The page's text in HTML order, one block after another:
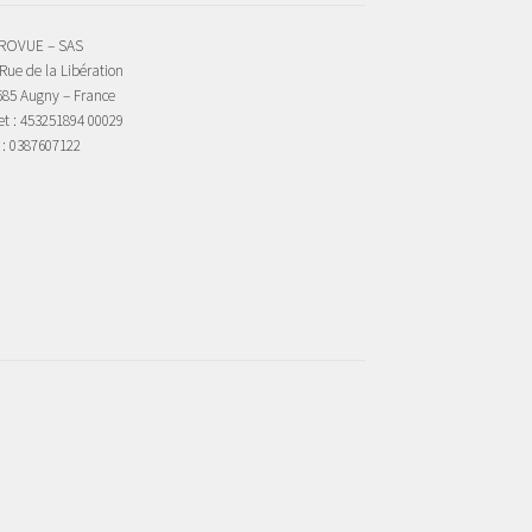
– SAS
de la Libération
Augny – France
: 453251894 00029
0387607122